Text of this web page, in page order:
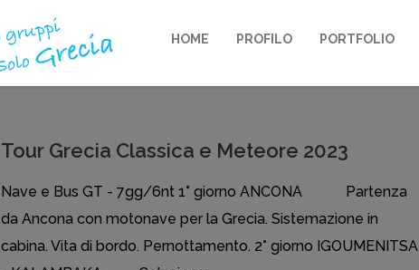
HOME PROFILO PORTFOLIO
Tour Grecia Classica e Meteore 2023
Nave e Bus GT - 7gg/6nt 1° giorno ANCONA Partenza
da Ancona con motonave per la Grecia. Sistemazione in
cabina. Vita di bordo. Pernottamento. 2° giorno IGOUMENITSA